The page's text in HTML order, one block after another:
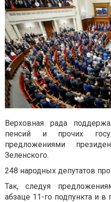
Верховная рада
пенсий и прочих
предложениями
Зеленского.
248 народных депутатов
Так, следуя
абзаце 11-го подпункта и в